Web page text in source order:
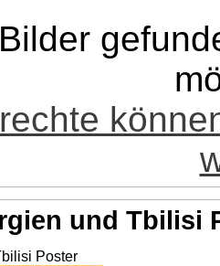
und Tbilisi
Poster